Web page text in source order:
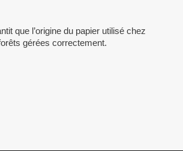
que l’origine du papier utilisé chez
gérées correctement.